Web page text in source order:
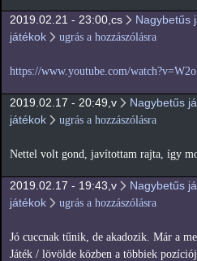
2019.02.21 - 23:00,cs Nagybetűs
játékok
ugrás a hozzászólásra
https://www.youtube.com/
2019.02.17 - 20:49,v Nagybetűs
játékok
ugrás a hozzászólásra
Nettel volt gond, javítottam rajta, így
2019.02.17 - 19:43,v Nagybetűs
játékok
ugrás a hozzászólásra
Jó cuccnak tűnik, de akadozik. Már a
Játék / lövölde közben a többiek